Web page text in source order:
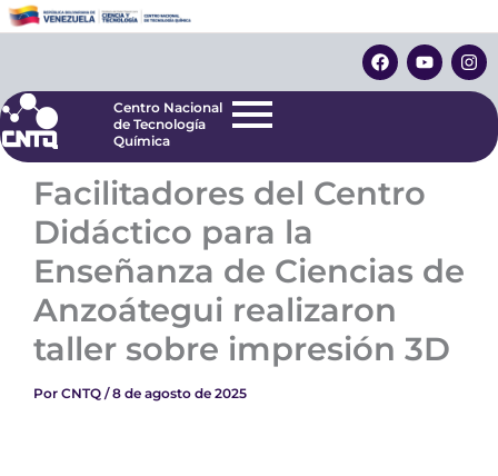
al
F
a
c
o
Y
o
u
e
I
n
s
r
Centro Nacional
de Tecnología
Centro Nacional
de Tecnología
Química
Facilitadores del Centro
Didáctico para la
Enseñanza de Ciencias de
Anzoátegui realizaron
taller sobre impresión 3D
Por CNTQ /8 de agosto de 2025